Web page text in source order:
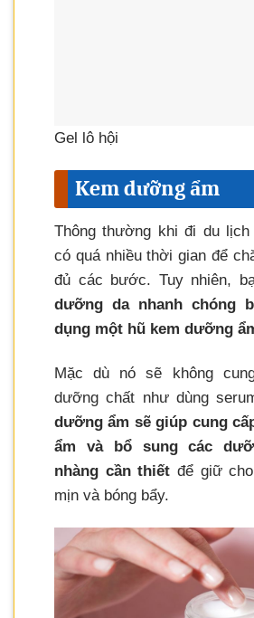
Gel lô hội
Kem dưỡng ẩm
Thông thường khi đi du lịch
có quá nhiều thời gian để
đủ các bước. Tuy nhiên,
dưỡng da nhanh chóng
dụng một hũ kem dưỡng
Mặc dù nó sẽ không
dưỡng chất như dùng
dưỡng ẩm sẽ giúp cung
ẩm và bổ sung các
nhàng cần thiết để giữ
mịn và bóng bẩy.